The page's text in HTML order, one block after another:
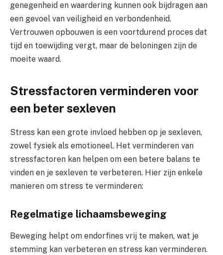
genegenheid en waardering kunnen ook bijdragen aan
een gevoel van veiligheid en verbondenheid.
Vertrouwen opbouwen is een voortdurend proces dat
tijd en toewijding vergt, maar de beloningen zijn de
moeite waard.
Stressfactoren verminderen voor
een beter sexleven
Stress kan een grote invloed hebben op je sexleven,
zowel fysiek als emotioneel. Het verminderen van
stressfactoren kan helpen om een betere balans te
vinden en je sexleven te verbeteren. Hier zijn enkele
manieren om stress te verminderen:
Regelmatige lichaamsbeweging
Beweging helpt om endorfines vrij te maken, wat je
stemming kan verbeteren en stress kan verminderen.